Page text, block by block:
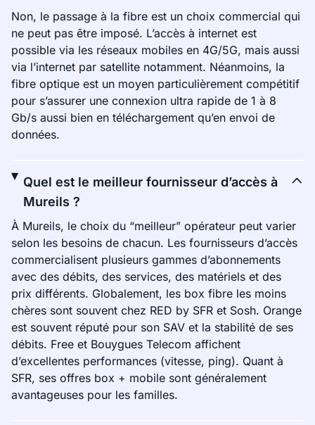
Non, le passage à la fibre est un choix commercial qui
ne peut pas être imposé. L’accès à internet est
possible via les réseaux mobiles en 4G/5G, mais aussi
via l’internet par satellite notamment. Néanmoins, la
fibre optique est un moyen particulièrement compétitif
pour s’assurer une connexion ultra rapide de 1 à 8
Gb/s aussi bien en téléchargement qu’en envoi de
données.
Quel est le meilleur fournisseur d’accès à
Mureils ?
À Mureils, le choix du “meilleur” opérateur peut varier
selon les besoins de chacun. Les fournisseurs d’accès
commercialisent plusieurs gammes d’abonnements
avec des débits, des services, des matériels et des
prix différents. Globalement, les box fibre les moins
chères sont souvent chez RED by SFR et Sosh. Orange
est souvent réputé pour son SAV et la stabilité de ses
débits. Free et Bouygues Telecom affichent
d’excellentes performances (vitesse, ping). Quant à
SFR, ses offres box + mobile sont généralement
avantageuses pour les familles.